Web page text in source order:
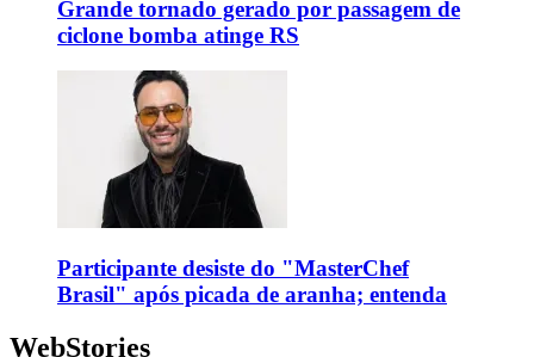
Grande tornado gerado por passagem de
ciclone bomba atinge RS
Participante desiste do "MasterChef
Brasil" após picada de aranha; entenda
WebStories